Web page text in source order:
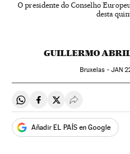
O presidente do Conselho
desta
GUILLERMO
Bruxelas - JAN
Compartir en Whatsapp
Compartir en Facebook
Compartir en
Desplegar
Añadir EL PAÍS en Google